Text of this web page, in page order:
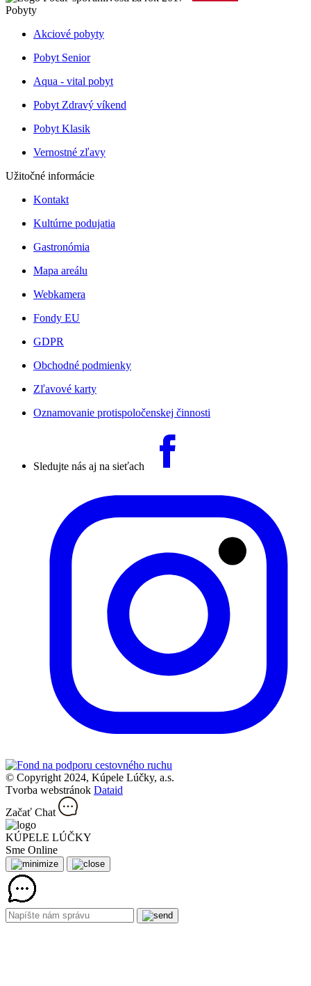
Pobyty
Akciové pobyty
Pobyt Senior
Aqua - vital pobyt
Pobyt Zdravý víkend
Pobyt Klasik
Vernostné zľavy
Užitočné informácie
Kontakt
Kultúrne podujatia
Gastronómia
Mapa areálu
Webkamera
Fondy EU
GDPR
Obchodné podmienky
Zľavové karty
Oznamovanie protispoločenskej činnosti
Sledujte nás aj na sieťach
© Copyright 2024, Kúpele Lúčky, a.s.
Tvorba webstránok Dataid
Začať Chat
KÚPELE LÚČKY
Sme Online